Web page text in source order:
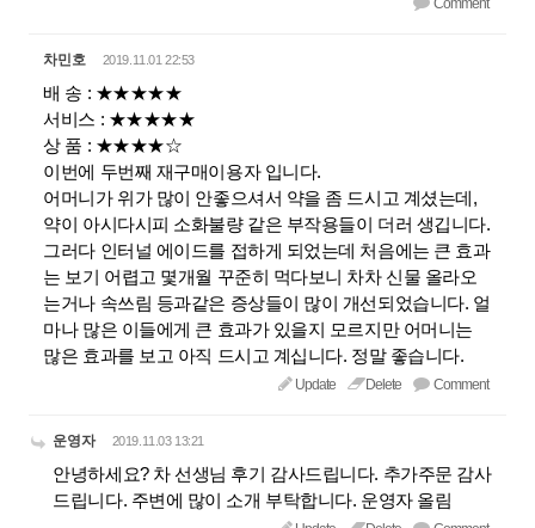
Comment
차민호 2019.11.01 22:53
배 송 : ★★★★★
서비스 : ★★★★★
상 품 : ★★★★☆
이번에 두번째 재구매이용자 입니다.
어머니가 위가 많이 안좋으셔서 약을 좀 드시고 계셨는데,
약이 아시다시피 소화불량 같은 부작용들이 더러 생깁니다.
그러다 인터널 에이드를 접하게 되었는데 처음에는 큰 효과
는 보기 어렵고 몇개월 꾸준히 먹다보니 차차 신물 올라오
는거나 속쓰림 등과같은 증상들이 많이 개선되었습니다. 얼
마나 많은 이들에게 큰 효과가 있을지 모르지만 어머니는
많은 효과를 보고 아직 드시고 계십니다. 정말 좋습니다.
Update Delete Comment
운영자 2019.11.03 13:21
안녕하세요? 차 선생님 후기 감사드립니다. 추가주문 감사
드립니다. 주변에 많이 소개 부탁합니다. 운영자 올림